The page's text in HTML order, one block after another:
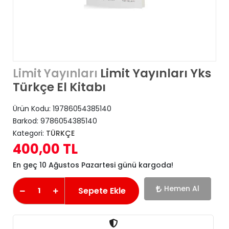
Limit Yayınları Limit Yayınları Yks
Türkçe El Kitabı
Ürün Kodu: 19786054385140
Barkod: 9786054385140
Kategori: TÜRKÇE
400,00 TL
En geç 10 Ağustos Pazartesi günü kargoda!
Sepete Ekle Hemen Al